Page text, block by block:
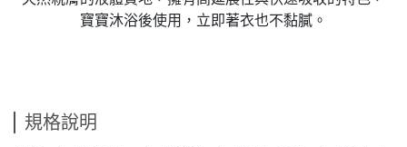
寶寶沐浴後使用，立即著衣也不黏膩。
規格說明